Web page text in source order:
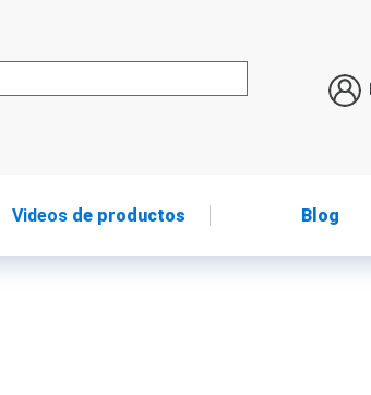
Videosde productos Blog